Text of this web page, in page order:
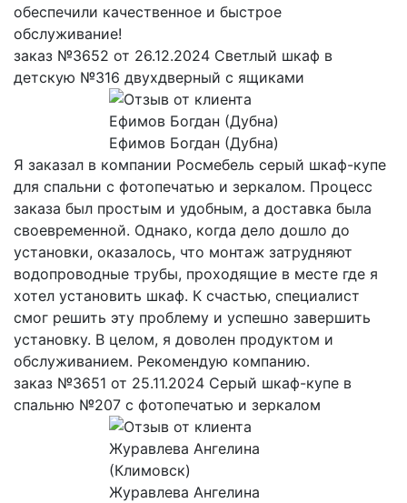
обеспечили качественное и быстрое
обслуживание!
заказ №3652 от 26.12.2024 Светлый шкаф в
детскую №316 двухдверный с ящиками
Ефимов Богдан (Дубна)
Я заказал в компании Росмебель серый шкаф-купе
для спальни с фотопечатью и зеркалом. Процесс
заказа был простым и удобным, а доставка была
своевременной. Однако, когда дело дошло до
установки, оказалось, что монтаж затрудняют
водопроводные трубы, проходящие в месте где я
хотел установить шкаф. К счастью, специалист
смог решить эту проблему и успешно завершить
установку. В целом, я доволен продуктом и
обслуживанием. Рекомендую компанию.
заказ №3651 от 25.11.2024 Серый шкаф-купе в
спальню №207 с фотопечатью и зеркалом
Журавлева Ангелина